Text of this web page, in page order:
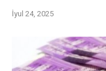
İyul 24, 2025